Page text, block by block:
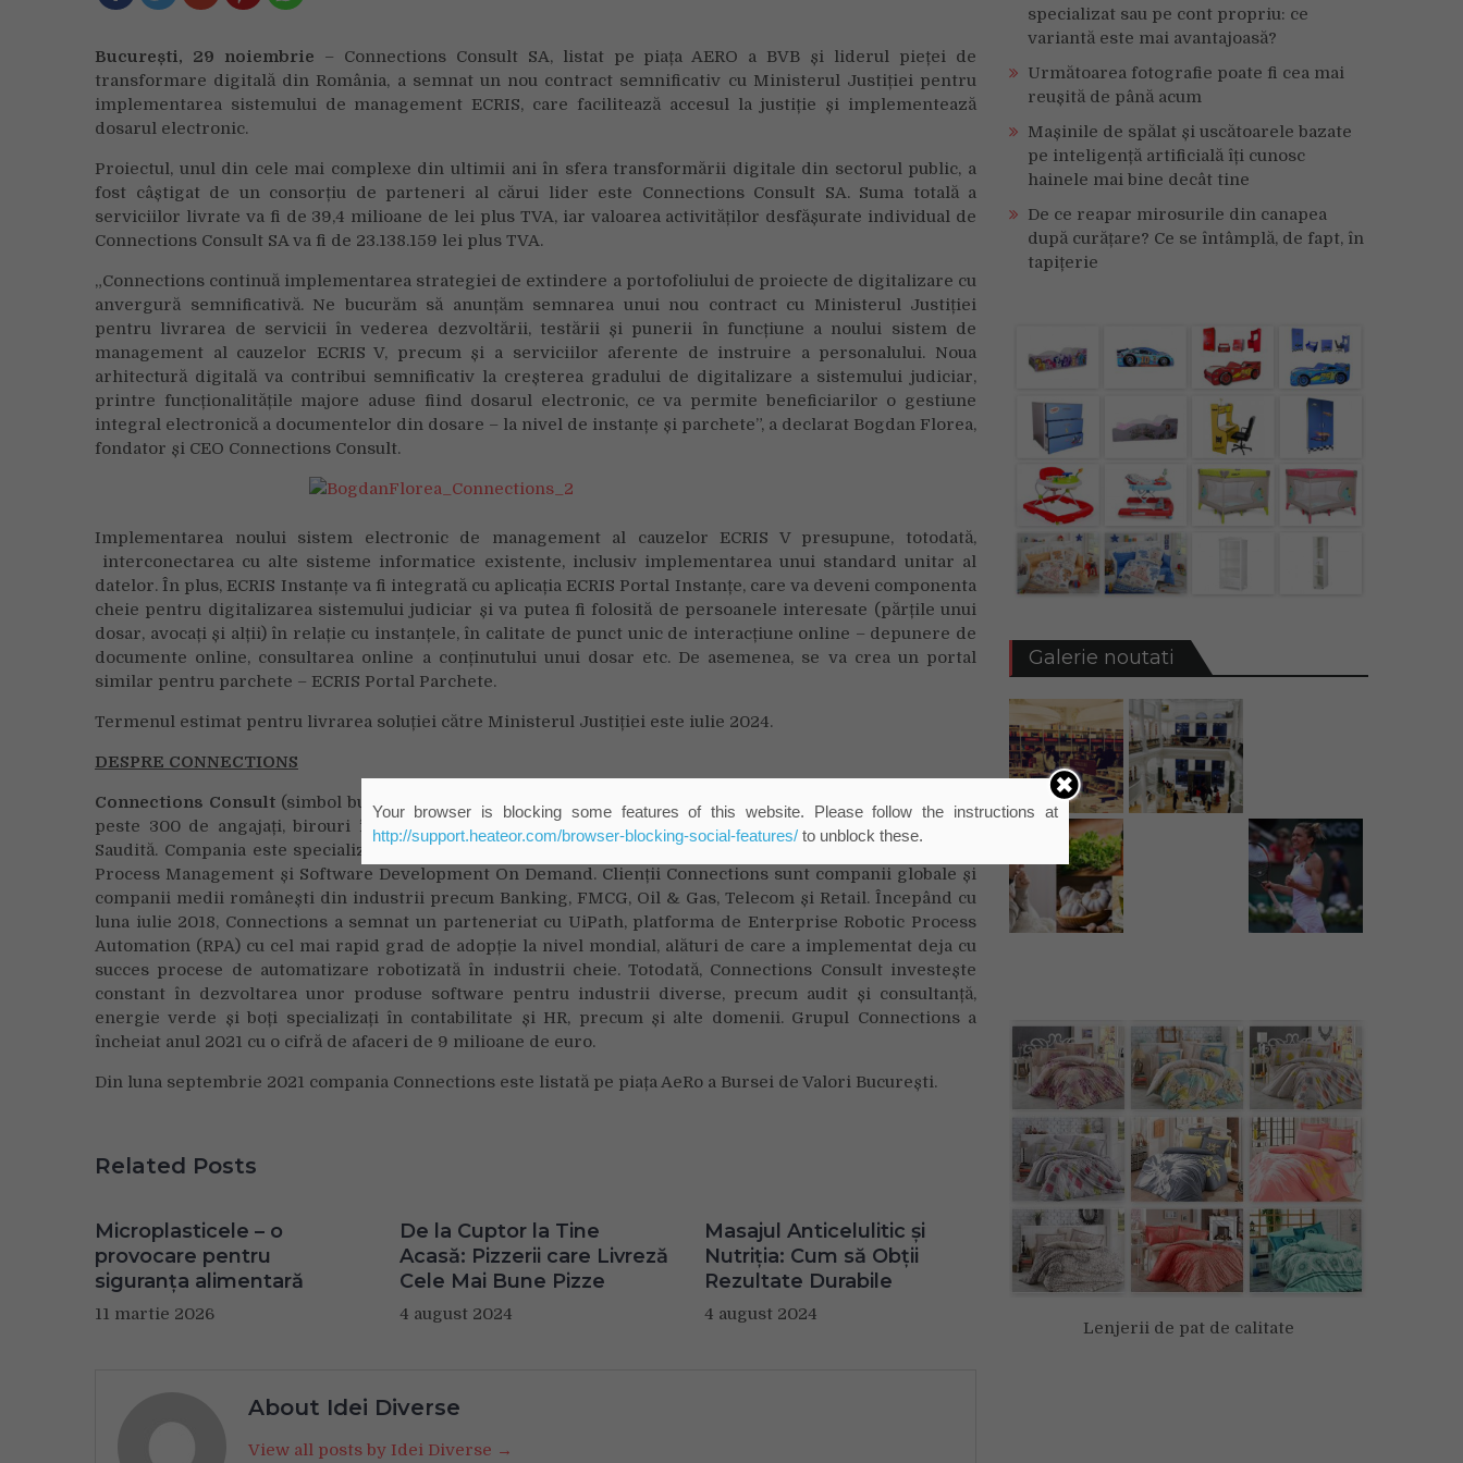
prin
implementarea
dosarului
București, 29 noiembrie – Connections Consult SA, listat pe piața AERO a BVB și liderul pieței de
transformare digitală din România, a semnat un nou contract semnificativ cu Ministerul Justiției pentru
implementarea sistemului de management ECRIS, care facilitează accesul la justiție și implementează
dosarul electronic.
Proiectul, unul din cele mai complexe din ultimii ani în sfera transformării digitale din sectorul public, a
fost câștigat de un consorțiu de parteneri al cărui lider este Connections Consult SA. Suma totală a
serviciilor livrate va fi de 39,4 milioane de lei plus TVA, iar valoarea activităților desfășurate individual de
Connections Consult SA va fi de 23.138.159 lei plus TVA.
„Connections continuă implementarea strategiei de extindere a portofoliului de proiecte de digitalizare cu
anvergură semnificativă. Ne bucurăm să anunțăm semnarea unui nou contract cu Ministerul Justiției
pentru livrarea de servicii în vederea dezvoltării, testării și punerii în funcțiune a noului sistem de
management al cauzelor ECRIS V, precum și a serviciilor aferente de instruire a personalului. Noua
arhitectură digitală va contribui semnificativ la creșterea gradului de digitalizare a sistemului judiciar,
printre funcționalitățile majore aduse fiind dosarul electronic, ce va permite beneficiarilor o gestiune
integral electronică a documentelor din dosare – la nivel de instanțe și parchete”, a declarat Bogdan Florea,
fondator și CEO Connections Consult.
Implementarea noului sistem electronic de management al cauzelor ECRIS V presupune, totodată,
interconectarea cu alte sisteme informatice existente, inclusiv implementarea unui standard unitar al
datelor. În plus, ECRIS Instanțe va fi integrată cu aplicația ECRIS Portal Instanțe, care va deveni componenta
cheie pentru digitalizarea sistemului judiciar și va putea fi folosită de persoanele interesate (părțile unui
dosar, avocați și alții) în relație cu instanțele, în calitate de punct unic de interacțiune online – depunere de
documente online, consultarea online a conținutului unui dosar etc. De asemenea, se va crea un portal
similar pentru parchete – ECRIS Portal Parchete.
Termenul estimat pentru livrarea soluției către Ministerul Justiției este iulie 2024.
DESPRE CONNECTIONS
Connections Consult (simbol bursier CC) este lider pe piața de transformare digitala din România, având
peste 300 de angajați, birouri în Bulgaria și Serbia și reprezentanți de vânzări în Germania și Arabia
Saudită. Compania este specializată în Intelligent Automation, IT Infrastructure Support, Digital Business
Process Management și Software Development On Demand. Clienții Connections sunt companii globale și
companii medii românești din industrii precum Banking, FMCG, Oil & Gas, Telecom și Retail. Începând cu
luna iulie 2018, Connections a semnat un parteneriat cu UiPath, platforma de Enterprise Robotic Process
Automation (RPA) cu cel mai rapid grad de adopție la nivel mondial, alături de care a implementat deja cu
succes procese de automatizare robotizată în industrii cheie. Totodată, Connections Consult investește
constant în dezvoltarea unor produse software pentru industrii diverse, precum audit și consultanță,
energie verde și boți specializați în contabilitate și HR, precum și alte domenii. Grupul Connections a
încheiat anul 2021 cu o cifră de afaceri de 9 milioane de euro.
Din luna septembrie 2021 compania Connections este listată pe piața AeRo a Bursei de Valori București.
Related Posts
Microplasticele – o
provocare pentru
siguranța alimentară
11 martie 2026
De la Cuptor la Tine
Acasă: Pizzerii care Livreză
Cele Mai Bune Pizze
4 august 2024
Masajul Anticelulitic și
Nutriția: Cum să Obții
Rezultate Durabile
4 august 2024
About Idei Diverse
View all posts by Idei Diverse →
specializat sau pe cont propriu: ce
variantă este mai avantajoasă?
Următoarea fotografie poate fi cea mai
reușită de până acum
Mașinile de spălat și uscătoarele bazate
pe inteligență artificială îți cunosc
hainele mai bine decât tine
De ce reapar mirosurile din canapea
după curățare? Ce se întâmplă, de fapt, în
tapițerie
Galerie noutati
Lenjerii de pat de calitate
Your browser is blocking some features of this website. Please follow the instructions at
http://support.heateor.com/browser-blocking-social-features/to unblock these.